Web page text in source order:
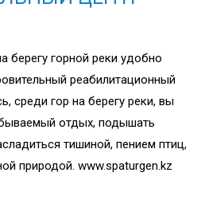
берегу горной реки удобно
реабилитационный
среди гор на берегу реки, вы
отдых, подышать
тишиной, пением птиц,
природой. www.spaturgen.kz